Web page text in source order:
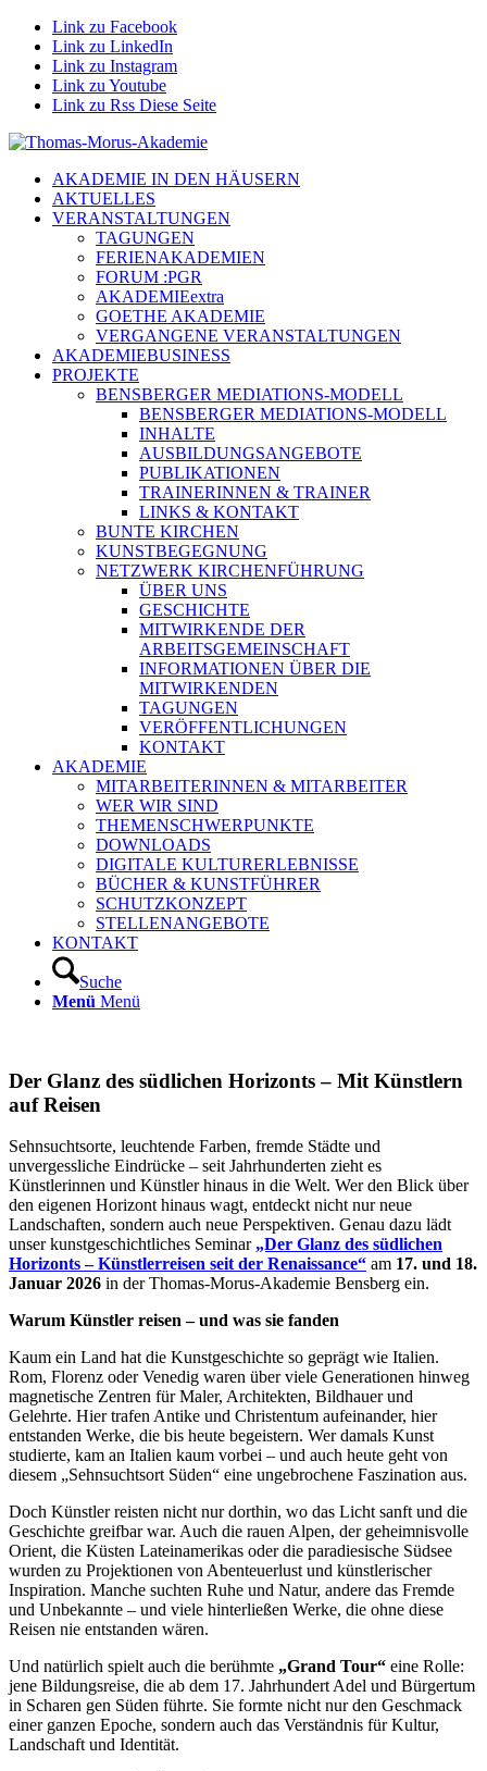
Link zu Facebook
Link zu LinkedIn
Link zu Instagram
Link zu Youtube
Link zu Rss Diese Seite
AKADEMIE IN DEN HÄUSERN
AKTUELLES
VERANSTALTUNGEN
TAGUNGEN
FERIENAKADEMIEN
FORUM :PGR
AKADEMIEextra
GOETHE AKADEMIE
VERGANGENE VERANSTALTUNGEN
AKADEMIEBUSINESS
PROJEKTE
BENSBERGER MEDIATIONS-MODELL
BENSBERGER MEDIATIONS-MODELL
INHALTE
AUSBILDUNGSANGEBOTE
PUBLIKATIONEN
TRAINERINNEN & TRAINER
LINKS & KONTAKT
BUNTE KIRCHEN
KUNSTBEGEGNUNG
NETZWERK KIRCHENFÜHRUNG
ÜBER UNS
GESCHICHTE
MITWIRKENDE DER
ARBEITSGEMEINSCHAFT
INFORMATIONEN ÜBER DIE
MITWIRKENDEN
TAGUNGEN
VERÖFFENTLICHUNGEN
KONTAKT
AKADEMIE
MITARBEITERINNEN & MITARBEITER
WER WIR SIND
THEMENSCHWERPUNKTE
DOWNLOADS
DIGITALE KULTURERLEBNISSE
BÜCHER & KUNSTFÜHRER
SCHUTZKONZEPT
STELLENANGEBOTE
KONTAKT
Suche
Menü Menü
Der Glanz des südlichen Horizonts – Mit Künstlern
auf Reisen
Sehnsuchtsorte, leuchtende Farben, fremde Städte und
unvergessliche Eindrücke – seit Jahrhunderten zieht es
Künstlerinnen und Künstler hinaus in die Welt. Wer den Blick über
den eigenen Horizont hinaus wagt, entdeckt nicht nur neue
Landschaften, sondern auch neue Perspektiven. Genau dazu lädt
unser kunstgeschichtliches Seminar „Der Glanz des südlichen
Horizonts – Künstlerreisen seit der Renaissance“ am 17. und 18.
Januar 2026 in der Thomas-Morus-Akademie Bensberg ein.
Warum Künstler reisen – und was sie fanden
Kaum ein Land hat die Kunstgeschichte so geprägt wie Italien.
Rom, Florenz oder Venedig waren über viele Generationen hinweg
magnetische Zentren für Maler, Architekten, Bildhauer und
Gelehrte. Hier trafen Antike und Christentum aufeinander, hier
entstanden Werke, die bis heute begeistern. Wer damals Kunst
studierte, kam an Italien kaum vorbei – und auch heute geht von
diesem „Sehnsuchtsort Süden“ eine ungebrochene Faszination aus.
Doch Künstler reisten nicht nur dorthin, wo das Licht sanft und die
Geschichte greifbar war. Auch die rauen Alpen, der geheimnisvolle
Orient, die Küsten Lateinamerikas oder die paradiesische Südsee
wurden zu Projektionen von Abenteuerlust und künstlerischer
Inspiration. Manche suchten Ruhe und Natur, andere das Fremde
und Unbekannte – und viele hinterließen Werke, die ohne diese
Reisen nie entstanden wären.
Und natürlich spielt auch die berühmte „Grand Tour“ eine Rolle:
jene Bildungsreise, die ab dem 17. Jahrhundert Adel und Bürgertum
in Scharen gen Süden führte. Sie formte nicht nur den Geschmack
einer ganzen Epoche, sondern auch das Verständnis für Kultur,
Landschaft und Identität.